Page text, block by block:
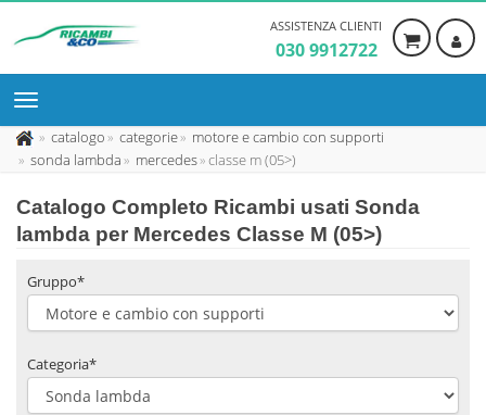
ASSISTENZA CLIENTI
030 9912722
catalogo categorie
motore e cambio con supporti
sonda lambda
mercedes classe m (05>)
Catalogo Completo Ricambi usati Sonda
lambda per Mercedes Classe M (05>)
Gruppo*
Categoria*